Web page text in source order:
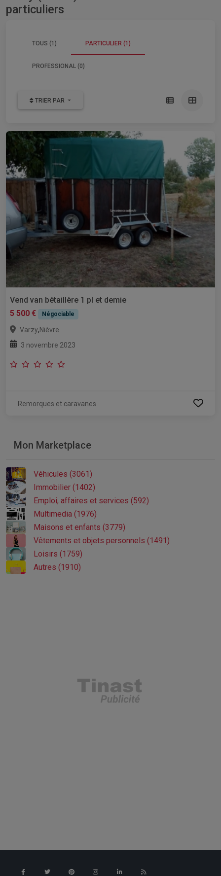
particuliers
TOUS (1) PARTICULIER (1)
PROFESSIONAL (0)
TRIER PAR
Vend van bétaillère 1 pl et demie
5 500 €
Négociable
Varzy,Nièvre
3 novembre 2023
Remorques et caravanes
Mon Marketplace
Véhicules (3061)
Immobilier (1402)
Emploi, affaires et services (592)
Multimedia (1976)
Maisons et enfants (3779)
Vêtements et objets personnels (1491)
Loisirs (1759)
Autres (1910)